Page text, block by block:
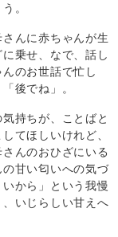
。
んに赤ちゃんが生
乗せ、なで、話し
のお世話で忙し
後でね」。
持ちが、ことばと
てほしいけれど、
んのおひざにいる
甘い匂いへの気づ
から」という我慢
いじらしい甘えへ